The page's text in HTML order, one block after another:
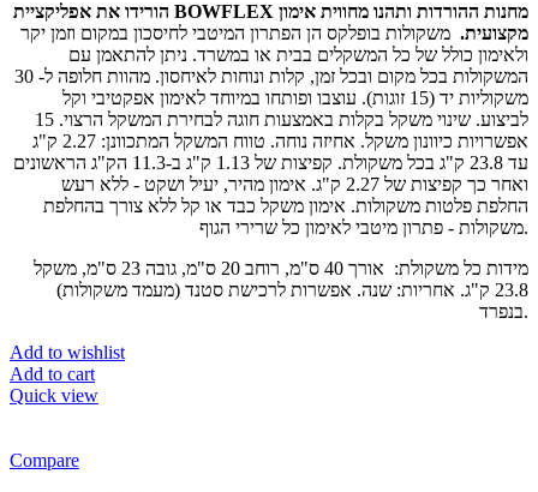
הורידו את אפליקציית BOWFLEX מחנות ההורדות ותהנו מחווית אימון
מקצועית. משקולות בופלקס הן הפתרון המיטבי לחיסכון במקום וזמן יקר
ולאימון כולל של כל המשקלים בבית או במשרד. ניתן להתאמן עם
המשקולות בכל מקום ובכל זמן, קלות ונוחות לאיחסון. מהוות חלופה ל- 30
משקוליות יד (15 זוגות). עוצבו ופותחו במיוחד לאימון אפקטיבי וקל
לביצוע. שינוי משקל בקלות באמצעות חוגה לבחירת המשקל הרצוי. 15
אפשרויות כיוונון משקל. אחיזה נוחה. טווח המשקל המתכוונן: 2.27 ק"ג
עד 23.8 ק"ג בכל משקולת. קפיצות של 1.13 ק"ג ב-11.3 הק"ג הראשונים
ואחר כך קפיצות של 2.27 ק"ג. אימון מהיר, יעיל ושקט - ללא רעש
החלפת פלטות משקולות. אימון משקל כבד או קל ללא צורך בהחלפת
משקולות - פתרון מיטבי לאימון כל שרירי הגוף.
מידות כל משקולת: אורך 40 ס"מ, רוחב 20 ס"מ, גובה 23 ס"מ, משקל
23.8 ק"ג. אחריות: שנה. אפשרות לרכישת סטנד (מעמד משקולות)
בנפרד.
Add to wishlist
Add to cart
Quick view
Compare